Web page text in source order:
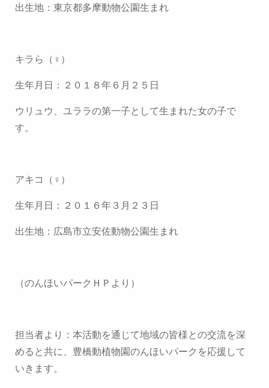
出生地：東京都多摩動物公園生まれ
キラら（♀）
生年月日：２０１８年６月２５日
ウリュウ、ユララの第一子として生まれた女の子で
す。
アキコ（♀）
生年月日：２０１６年３月２３日
出生地：広島市立安佐動物公園生まれ
（のんほいパークＨＰより ）
担当者より：本活動を通じて地域の皆様との交流を深
めると共に、豊橋動植物園のんほいパークを応援して
いきます。